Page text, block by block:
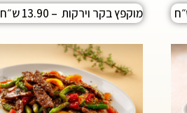
מוקפץ בקר וירקות – 13.90 ש״ח